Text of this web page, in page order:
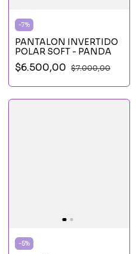
-7%
PANTALON INVERTIDO
POLAR SOFT - PANDA
$6.500,00 $7.000,00
-5%